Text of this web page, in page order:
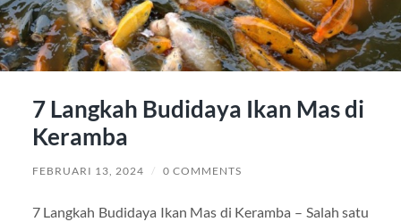
7 Langkah Budidaya Ikan Mas di
Keramba
FEBRUARI 13, 2024 / 0 COMMENTS
7 Langkah Budidaya Ikan Mas di Keramba – Salah satu